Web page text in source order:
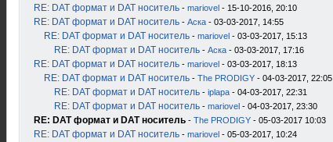
RE: DAT формат и DAT носитель - mariovel - 15-10-2016, 20:10
RE: DAT формат и DAT носитель - Аска - 03-03-2017, 14:55
RE: DAT формат и DAT носитель - mariovel - 03-03-2017, 15:13
RE: DAT формат и DAT носитель - Аска - 03-03-2017, 17:16
RE: DAT формат и DAT носитель - mariovel - 03-03-2017, 18:13
RE: DAT формат и DAT носитель - The PRODIGY - 04-03-2017, 22:05
RE: DAT формат и DAT носитель - iplapa - 04-03-2017, 22:31
RE: DAT формат и DAT носитель - mariovel - 04-03-2017, 23:30
RE: DAT формат и DAT носитель - The PRODIGY - 05-03-2017 10:03
RE: DAT формат и DAT носитель - mariovel - 05-03-2017, 10:24